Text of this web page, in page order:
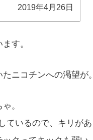
ました。
2019年4月26日
す。
ニコチンへの渇望が。
。
ているので、キリがあ